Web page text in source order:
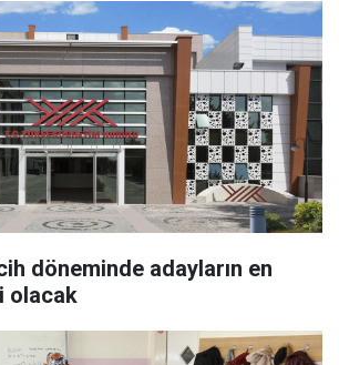
döneminde adayların en
olacak